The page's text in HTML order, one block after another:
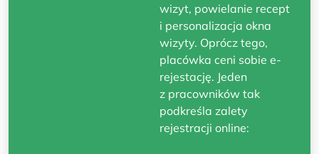
wizyt, powielanie recept
i personalizacja okna
wizyty. Oprócz tego,
placówka ceni sobie e-
rejestację. Jeden
z pracowników tak
podkreśla zalety
rejestracji online: